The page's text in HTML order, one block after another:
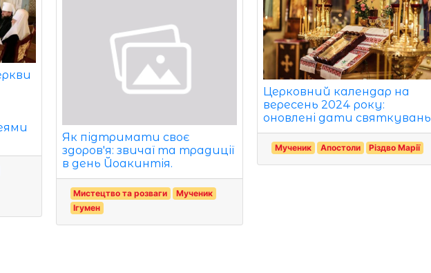
Як підтримати своє
здоров'я: звичаї та традиції
в день Йоакинтія.
Мистецтво та розваги
Мученик
Ігумен
Церковний календар на
вересень 2024 року:
оновлені дати святкувань
Мученик Апостоли Різдво Марії